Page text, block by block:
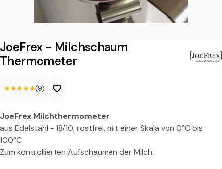
l
c
s
c
h
a
u
JoeFrex - Milchschaum
Thermometer
★★★★★
★★★★★(9)
JoeFrex Milchthermometer
aus Edelstahl - 18/10, rostfrei, mit einer Skala von 0°C bis
100°C
Zum kontrollierten Aufschäumen der Milch.